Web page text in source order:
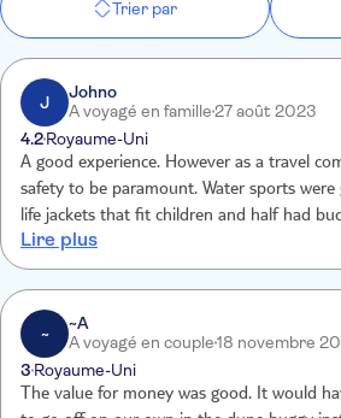
Trier par
J
Johno
A voyagé en famille27 août 2023
4.2Royaume-Uni
A good experience. However as a travel
safety to be paramount. Water sports
life jackets that fit children and half had
my 8 and 20 yr olds a life jackets and
children’s were they gave me another
missing. It was a great experience but very
is going out in Open sea I expect safety.
dangerous than not having one.
Lire plus
~
~A
A voyagé en couple18 novembre
3 Royaume-Uni
The value for money was good. It would